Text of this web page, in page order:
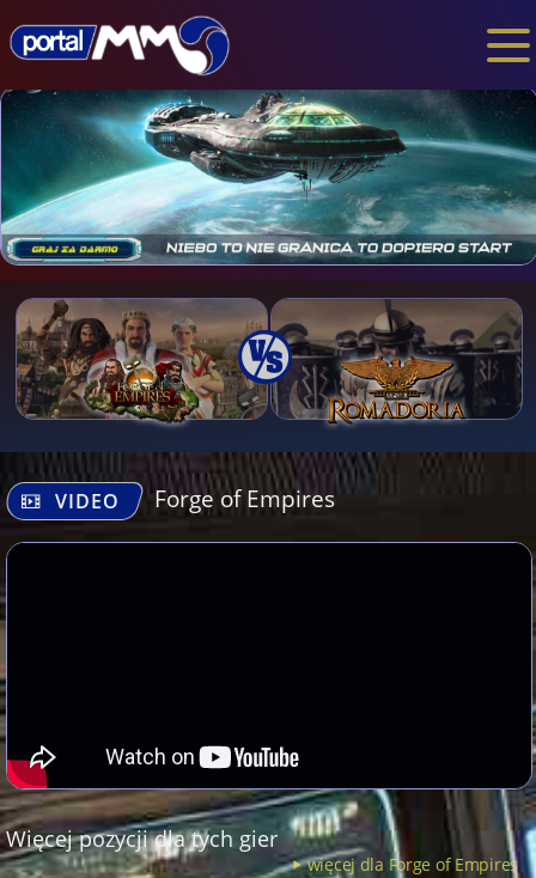
VIDEO Forge of Empires
Więcej pozycji dla tych gier
więcej dla Forge of Empires